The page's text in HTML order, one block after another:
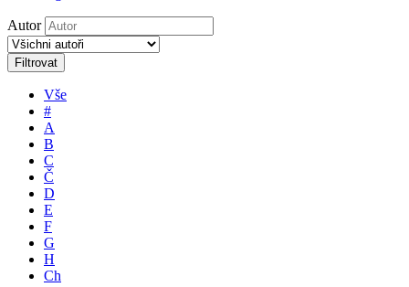
Autor
Filtrovat
Vše
#
A
B
C
Č
D
E
F
G
H
Ch